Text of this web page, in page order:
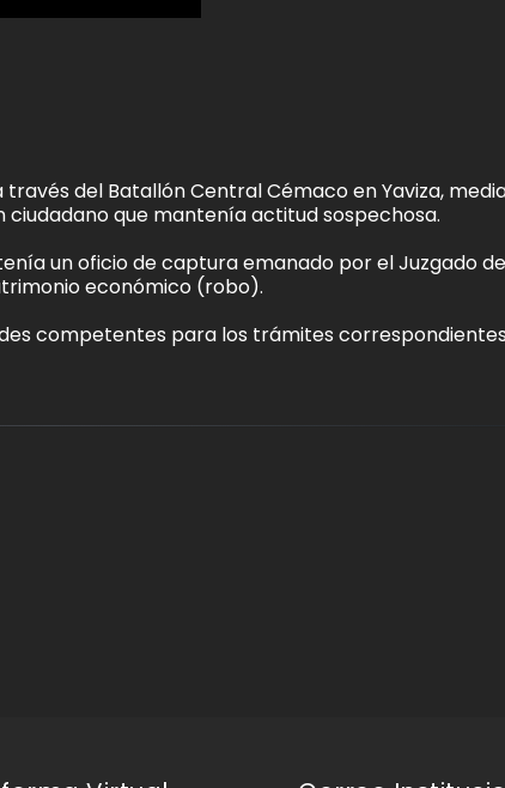
través del Batallón Central Cémaco en Yaviza,
que mantenía actitud sospechosa.
un oficio de captura emanado por el Juzgado de
económico (robo).
competentes para los trámites